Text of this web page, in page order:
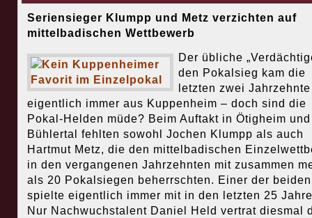
Seriensieger Klumpp und Metz verzichten auf
mittelbadischen Wettbewerb
Der übliche
den Pokalsieg kam die
letzten zwei Jahrzehnte
eigentlich immer aus Kuppenheim – doch sind die
Pokal-Helden müde? Beim Auftakt in Ötigheim und
Bühlertal fehlten sowohl Jochen Klumpp als auch
Hartmut Metz, die den mittelbadischen
in den vergangenen Jahrzehnten mit zusammen
als 20 Pokalsiegen beherrschten. Einer der beiden
spielte eigentlich immer mit in den letzten 25
Nur Nachwuchstalent Daniel Held vertrat diesmal